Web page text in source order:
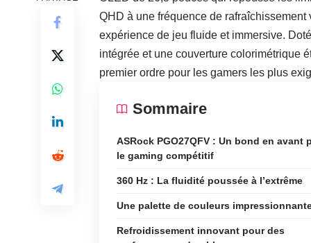
QHD à une fréquence de
expérience de jeu fluide et immersive.
intégrée et une couverture colorimétrique
premier ordre pour les gamers les plus
Sommaire
ASRock PGO27QFV : Un bond en avant
le gaming compétitif
360 Hz : La fluidité poussée à l’extrême
Une palette de couleurs
Refroidissement innovant pour des